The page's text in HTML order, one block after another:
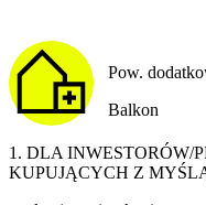
Pow.
Balkon
1. DLA INWESTORÓW/
KUPUJĄCYCH Z